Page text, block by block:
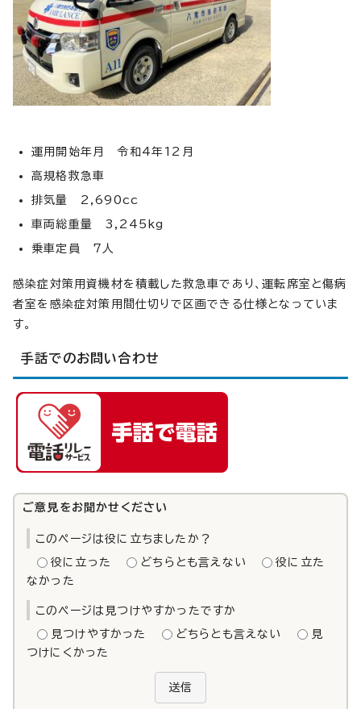
運用開始年月 令和4年12月
高規格救急車
排気量 2,690cc
車両総重量 3,245kg
乗車定員 7人
感染症対策用資機材を積載した救急車であり、運転席室と傷病
者室を感染症対策用間仕切りで区画できる仕様となっていま
す。
手話でのお問い合わせ
ご意見をお聞かせください
このページは役に立ちましたか？
役に立った どちらとも言えない
役に立た
なかった
このページは見つけやすかったですか
見つけやすかった どちらとも言えない
見
つけにくかった
送信